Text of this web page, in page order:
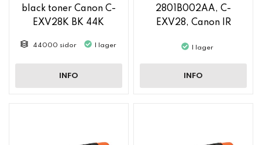
black toner Canon C-
EXV28K BK 44K
44000 sidor I lager
INFO
2801B002AA, C-
EXV28, Canon IR
I lager
INFO